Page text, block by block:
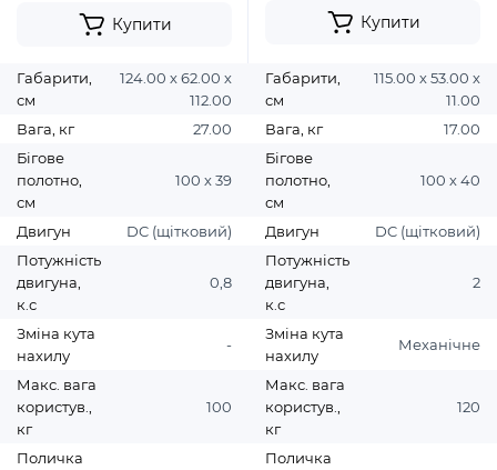
Купити
Габарити,
см
124.00 х 62.00 х
112.00
Вага, кг
27.00
Бігове
полотно,
см
100 х 39
Двигун
DC (щітковий)
Потужність
двигуна,
к.с
0,8
Зміна кута
нахилу
-
Макс. вага
користув.,
кг
100
Поличка
Купити
Габарити,
см
115.00 х 53.00 х
11.00
Вага, кг
17.00
Бігове
полотно,
см
100 х 40
Двигун
DC (щітковий)
Потужність
двигуна,
к.с
2
Зміна кута
нахилу
Механічне
Макс. вага
користув.,
кг
120
Поличка